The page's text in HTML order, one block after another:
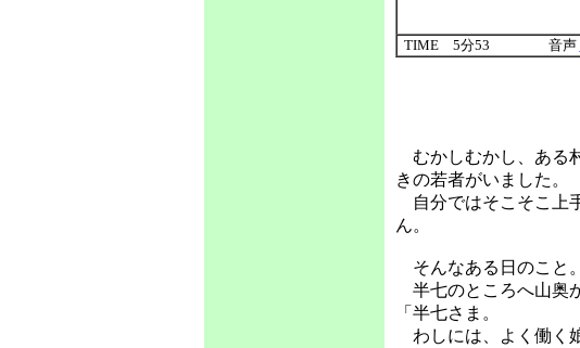
TIME 5分53 音声
むかしむかし、ある
きの若者がいました。
自分ではそこそこ上
ん。
そんなある日のこと。
半七のところへ山奥
「半七さま。
わしには、よく働く